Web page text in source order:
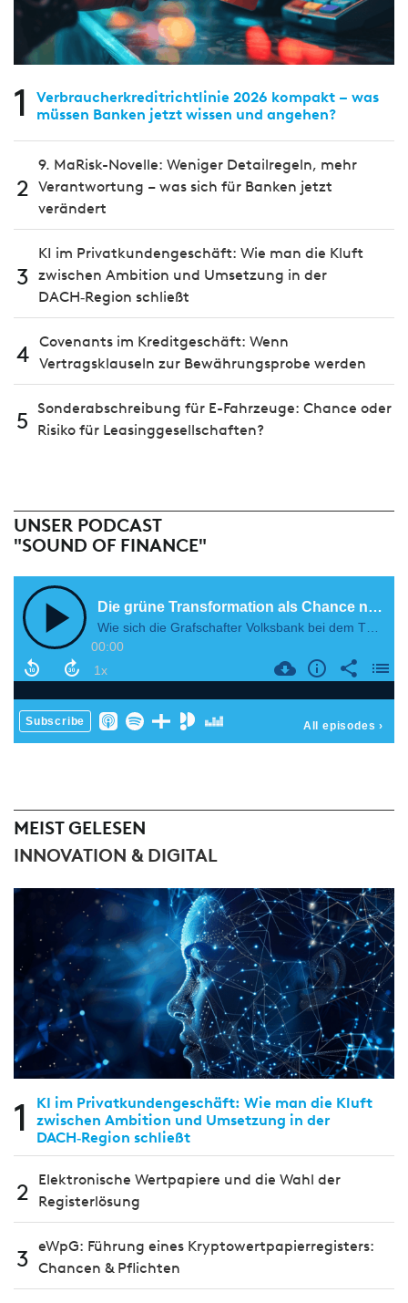
1
Verbraucherkreditrichtlinie 2026 kompakt – was
müssen Banken jetzt wissen und angehen?
2
9. MaRisk-Novelle: Weniger Detailregeln, mehr
Verantwortung – was sich für Banken jetzt
verändert
3
KI im Privatkundengeschäft: Wie man die Kluft
zwischen Ambition und Umsetzung in der
DACH‑Region schließt
4 Covenants im Kreditgeschäft: Wenn
Vertragsklauseln zur Bewährungsprobe werden
5 Sonderabschreibung für E-Fahrzeuge: Chance oder
Risiko für Leasinggesellschaften?
UNSER PODCAST
"SOUND OF FINANCE"
MEIST GELESEN
INNOVATION & DIGITAL
1
KI im Privatkundengeschäft: Wie man die Kluft
zwischen Ambition und Umsetzung in der
DACH‑Region schließt
2
Elektronische Wertpapiere und die Wahl der
Registerlösung
3 eWpG: Führung eines Kryptowertpapierregisters:
Chancen & Pflichten